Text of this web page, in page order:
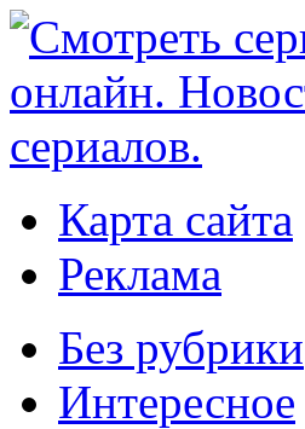
Карта сайта
Реклама
Без рубрики
Интересное